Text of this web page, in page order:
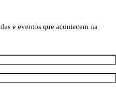
e eventos que acontecem na